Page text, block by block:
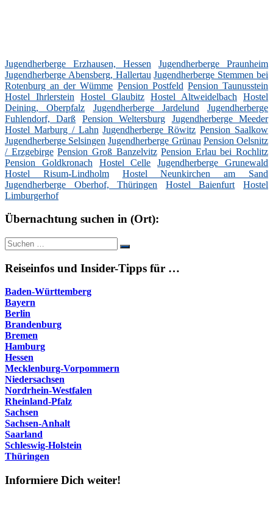
Jugendherberge Erzhausen, Hessen
Jugendherberge Praunheim
Jugendherberge Abensberg, Hallertau Jugendherberge Stemmen bei
Rotenburg an der Wümme Pension Postfeld Pension Taunusstein
Hostel Ihrlerstein
Hostel Glaubitz Hostel Altweidelbach
Hostel
Deining, Oberpfalz
Jugendherberge Jardelund
Jugendherberge
Fuhlendorf, Darß
Pension Weltersburg
Jugendherberge Meeder
Hostel Marburg / Lahn Jugendherberge Röwitz Pension Saalkow
Jugendherberge Selsingen Jugendherberge Grünau Pension Oelsnitz
/ Erzgebirge Pension Groß Banzelvitz Pension Erlau bei Rochlitz
Pension Goldkronach
Hostel Celle
Jugendherberge Grunewald
Hostel Risum-Lindholm
Hostel Neunkirchen am Sand
Jugendherberge Oberhof, Thüringen
Hostel Baienfurt
Hostel
Limburgerhof
Übernachtung suchen in (Ort):
Suche
nach:
Suchen
Reiseinfos und Insider-Tipps für …
Baden-Württemberg
Bayern
Berlin
Brandenburg
Bremen
Hamburg
Hessen
Mecklenburg-Vorpommern
Niedersachsen
Nordrhein-Westfalen
Rheinland-Pfalz
Sachsen
Sachsen-Anhalt
Saarland
Schleswig-Holstein
Thüringen
Informiere Dich weiter!